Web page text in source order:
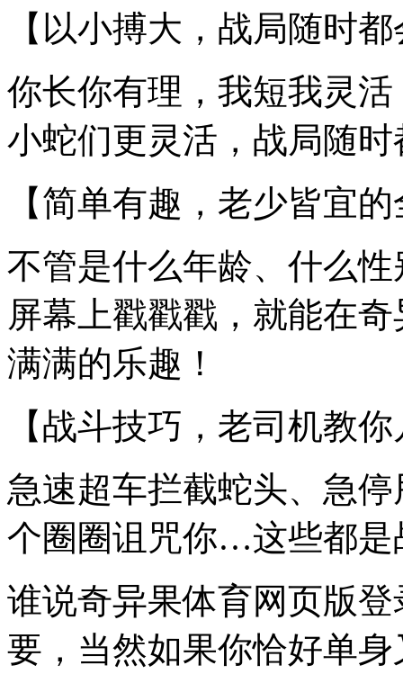
【以小搏大，战局随时
你长你有理，我短我灵
小蛇们更灵活，战局随
【简单有趣，老少皆宜
不管是什么年龄、什么
屏幕上戳戳戳，就能在
满满的乐趣！
【战斗技巧，老司机教
急速超车拦截蛇头、急
个圈圈诅咒你…这些都是
谁说奇异果体育网页版
要，当然如果你恰好单